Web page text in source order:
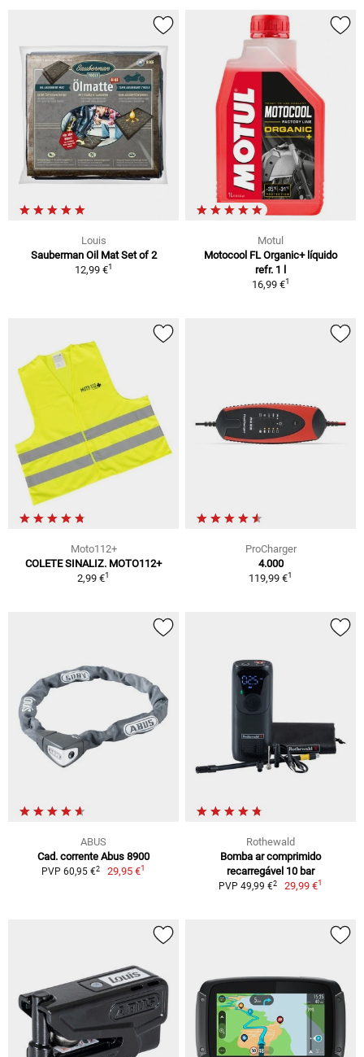
Louis
Sauberman Oil Mat Set of 2
12,99 €1
Motul
Motocool FL Organic+ líquido
refr. 1 l
16,99 €1
Moto112+
COLETE SINALIZ. MOTO112+
2,99 €1
ProCharger
4.000
119,99 €1
ABUS
Cad. corrente Abus 8900
PVP 60,95 €2 29,95 €1
Rothewald
Bomba ar comprimido
recarregável 10 bar
PVP 49,99 €2 29,99 €1